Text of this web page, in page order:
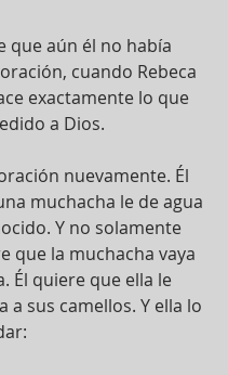
que aún él no había
cuando Rebeca
exactamente lo que
a Dios.
nuevamente. Él
muchacha le de agua
Y no solamente
que la muchacha vaya
Él quiere que ella le
a sus camellos. Y ella lo